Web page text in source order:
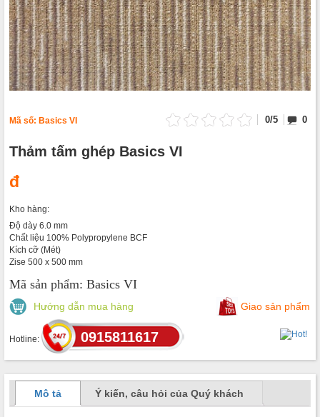
Mã số: Basics VI 0/5 0
Thảm tấm ghép Basics VI
đ
Kho hàng:
Độ dày 6.0 mm
Chất liệu 100% Polypropylene BCF
Kích cỡ (Mét)
Zise 500 x 500 mm
Mã sản phẩm:Basics VI
Hướng dẫn mua hàng Giao sản phẩm
Hotline: 0915811617
Mô tả Ý kiến, câu hỏi của Quý khách